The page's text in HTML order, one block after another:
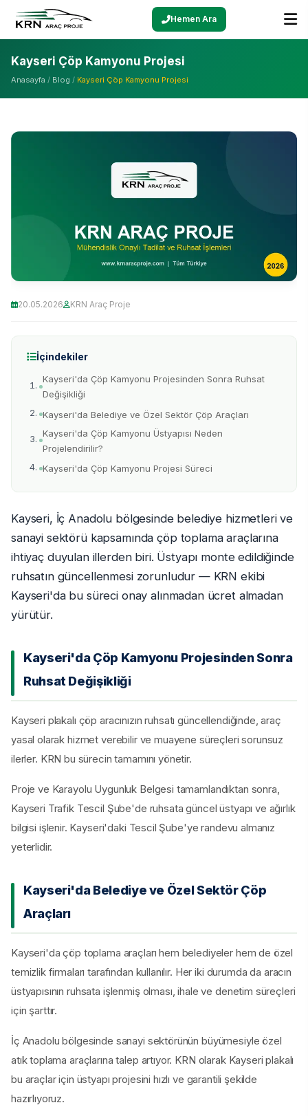
Hemen Ara
Kayseri Çöp Kamyonu Projesi
Anasayfa / Blog / Kayseri Çöp Kamyonu Projesi
20.05.2026 KRN Araç Proje
İçindekiler
Kayseri'da Çöp Kamyonu Projesinden Sonra Ruhsat
Değişikliği
Kayseri'da Belediye ve Özel Sektör Çöp Araçları
Kayseri'da Çöp Kamyonu Üstyapısı Neden
Projelendirilir?
Kayseri'da Çöp Kamyonu Projesi Süreci
Kayseri, İç Anadolu bölgesinde belediye hizmetleri ve
sanayi sektörü kapsamında çöp toplama araçlarına
ihtiyaç duyulan illerden biri. Üstyapı monte edildiğinde
ruhsatın güncellenmesi zorunludur — KRN ekibi
Kayseri'da bu süreci onay alınmadan ücret almadan
yürütür.
Kayseri'da Çöp Kamyonu Projesinden Sonra
Ruhsat Değişikliği
Kayseri plakalı çöp aracınızın ruhsatı güncellendiğinde, araç
yasal olarak hizmet verebilir ve muayene süreçleri sorunsuz
ilerler. KRN bu sürecin tamamını yönetir.
Proje ve Karayolu Uygunluk Belgesi tamamlandıktan sonra,
Kayseri Trafik Tescil Şube'de ruhsata güncel üstyapı ve ağırlık
bilgisi işlenir. Kayseri'daki Tescil Şube'ye randevu almanız
yeterlidir.
Kayseri'da Belediye ve Özel Sektör Çöp
Araçları
Kayseri'da çöp toplama araçları hem belediyeler hem de özel
temizlik firmaları tarafından kullanılır. Her iki durumda da aracın
üstyapısının ruhsata işlenmiş olması, ihale ve denetim süreçleri
için şarttır.
İç Anadolu bölgesinde sanayi sektörünün büyümesiyle özel
atık toplama araçlarına talep artıyor. KRN olarak Kayseri plakalı
bu araçlar için üstyapı projesini hızlı ve garantili şekilde
hazırlıyoruz.